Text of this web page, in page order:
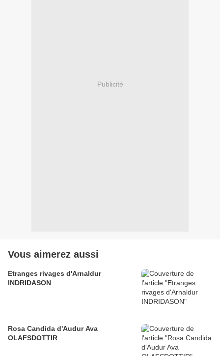
Publicité
Vous aimerez aussi
Etranges rivages d'Arnaldur
INDRIDASON
Rosa Candida d'Audur Ava
OLAFSDOTTIR